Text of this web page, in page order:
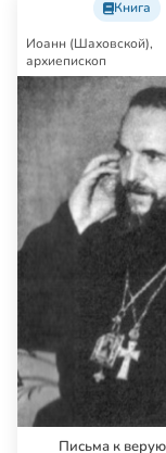
Другие
Иоанн
Книга
Иоанн (Шаховской),
архиепископ